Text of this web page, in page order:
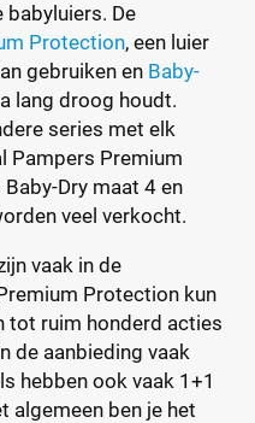
De
Protection, een luier
gebruiken en Baby-
lang droog houdt.
series met elk
Pampers Premium
Dry maat 4 en
veel verkocht.
vaak in de
Protection kun
tot ruim honderd acties
de aanbieding vaak
hebben ook vaak 1+1
algemeen ben je het